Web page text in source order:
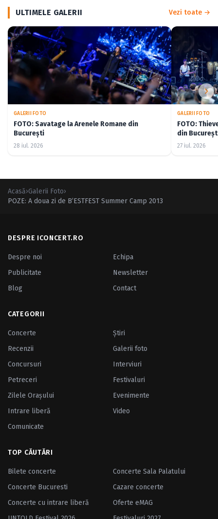
ULTIMELE GALERII Vezi toate →
GALERII FOTO
FOTO: Savatage la Arenele Romane din
București
28 iul. 2026
GALERII FOTO
FOTO:
din
27 iul. 2026
Acasă›Galerii Foto›
POZE: A doua zi de B’ESTFEST Summer Camp 2013
DESPRE ICONCERT.RO
Despre noi
Echipa
Publicitate
Newsletter
Blog
Contact
CATEGORII
Concerte
Ştiri
Recenzii
Galerii foto
Concursuri
Interviuri
Petreceri
Festivaluri
Zilele Oraşului
Evenimente
Intrare liberă
Video
Comunicate
TOP CĂUTĂRI
Bilete concerte
Concerte Sala Palatului
Concerte Bucuresti
Cazare concerte
Concerte cu intrare liberă
Oferte eMAG